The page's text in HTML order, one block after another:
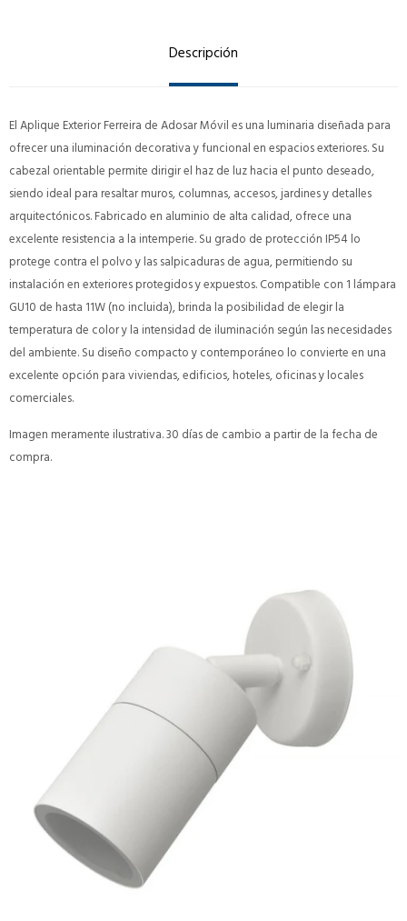
Descripción
El Aplique Exterior Ferreira de Adosar Móvil es una luminaria diseñada para
ofrecer una iluminación decorativa y funcional en espacios exteriores. Su
cabezal orientable permite dirigir el haz de luz hacia el punto deseado,
siendo ideal para resaltar muros, columnas, accesos, jardines y detalles
arquitectónicos. Fabricado en aluminio de alta calidad, ofrece una
excelente resistencia a la intemperie. Su grado de protección IP54 lo
protege contra el polvo y las salpicaduras de agua, permitiendo su
instalación en exteriores protegidos y expuestos. Compatible con 1 lámpara
GU10 de hasta 11W (no incluida), brinda la posibilidad de elegir la
temperatura de color y la intensidad de iluminación según las necesidades
del ambiente. Su diseño compacto y contemporáneo lo convierte en una
excelente opción para viviendas, edificios, hoteles, oficinas y locales
comerciales.
Imagen meramente ilustrativa. 30 días de cambio a partir de la fecha de
compra.